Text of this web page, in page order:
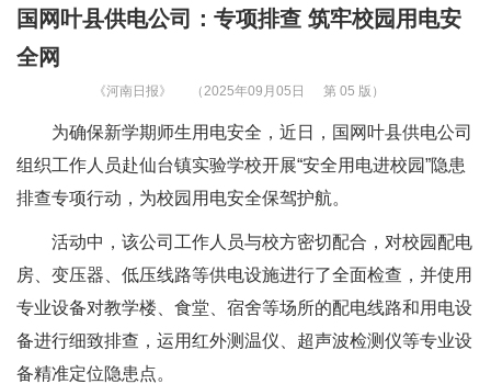
国网叶县供电公司：专项排查 筑牢校园用电安
全网
《河南日报》 （2025年09月05日 第 05 版）
为确保新学期师生用电安全，近日，国网叶县供电公司
组织工作人员赴仙台镇实验学校开展“安全用电进校园”隐患
排查专项行动，为校园用电安全保驾护航。
活动中，该公司工作人员与校方密切配合，对校园配电
房、变压器、低压线路等供电设施进行了全面检查，并使用
专业设备对教学楼、食堂、宿舍等场所的配电线路和用电设
备进行细致排查，运用红外测温仪、超声波检测仪等专业设
备精准定位隐患点。